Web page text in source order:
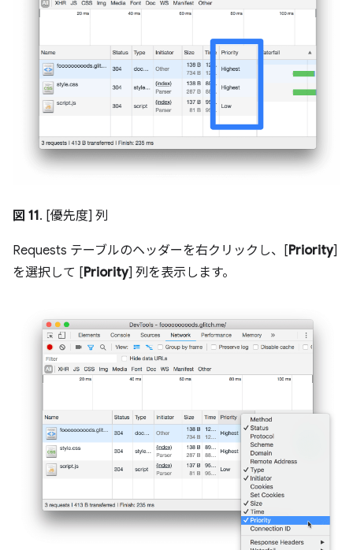
図 11. [優先度] 列
Requests テーブルのヘッダーを右クリックし、[Priority]
を選択して [Priority] 列を表示します。